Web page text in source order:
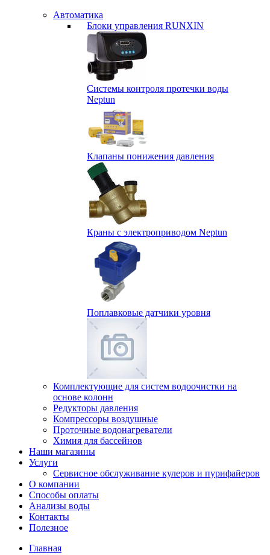
Автоматика
Блоки управления RUNXIN
Системы контроля протечки воды
Neptun
Клапаны понижения давления
Краны с электроприводом Neptun
Поплавковые датчики уровня
Комплектующие для систем водоочистки на
основе колонн
Редукторы давления
Компрессоры воздушные
Проточные водонагреватели
Химия для бассейнов
Наши магазины
Услуги
Сервисное обслуживание кулеров и пурифайеров
О компании
Способы оплаты
Анализы воды
Контакты
Полезное
Главная